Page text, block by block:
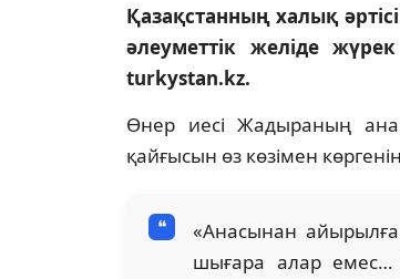
Қазақстанның халық
әлеуметтік желіде
turkystan.kz.
Өнер иесі Жадыраның
қайғысын өз көзімен
«Анасынан
шығара алар емес…